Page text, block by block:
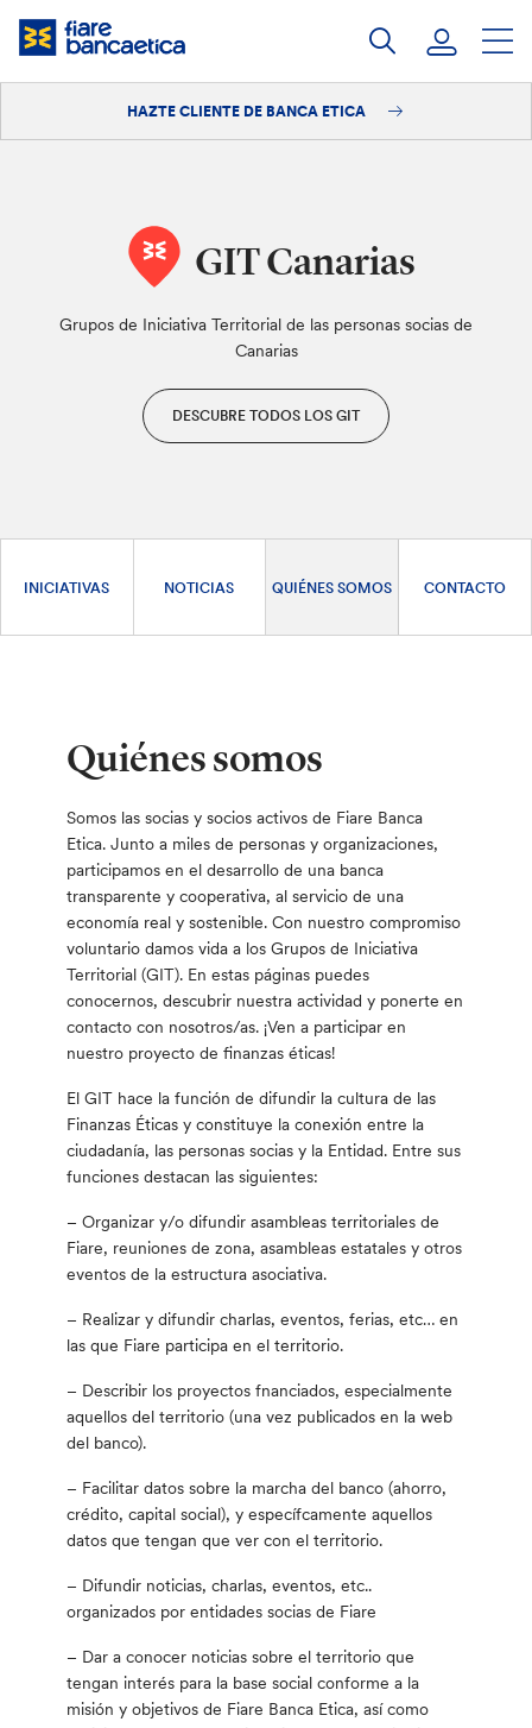
Saltar
HAZTE CLIENTE DE BANCA ETICA
GIT Canarias
Grupos de Iniciativa Territorial de las personas socias de
Canarias
DESCUBRE TODOS LOS GIT
INICIATIVAS NOTICIAS QUIÉNES SOMOS CONTACTO
Quiénes somos
Somos las socias y socios activos de Fiare Banca
Etica. Junto a miles de personas y organizaciones,
participamos en el desarrollo de una banca
transparente y cooperativa, al servicio de una
economía real y sostenible. Con nuestro compromiso
voluntario damos vida a los Grupos de Iniciativa
Territorial (GIT). En estas páginas puedes
conocernos, descubrir nuestra actividad y ponerte en
contacto con nosotros/as. ¡Ven a participar en
nuestro proyecto de finanzas éticas!
El GIT hace la función de difundir la cultura de las
Finanzas Éticas y constituye la conexión entre la
ciudadanía, las personas socias y la Entidad. Entre sus
funciones destacan las siguientes:
– Organizar y/o difundir asambleas territoriales de
Fiare, reuniones de zona, asambleas estatales y otros
eventos de la estructura asociativa.
– Realizar y difundir charlas, eventos, ferias, etc… en
las que Fiare participa en el territorio.
– Describir los proyectos fnanciados, especialmente
aquellos del territorio (una vez publicados en la web
del banco).
– Facilitar datos sobre la marcha del banco (ahorro,
crédito, capital social), y específcamente aquellos
datos que tengan que ver con el territorio.
– Difundir noticias, charlas, eventos, etc..
organizados por entidades socias de Fiare
– Dar a conocer noticias sobre el territorio que
tengan interés para la base social conforme a la
misión y objetivos de Fiare Banca Etica, así como